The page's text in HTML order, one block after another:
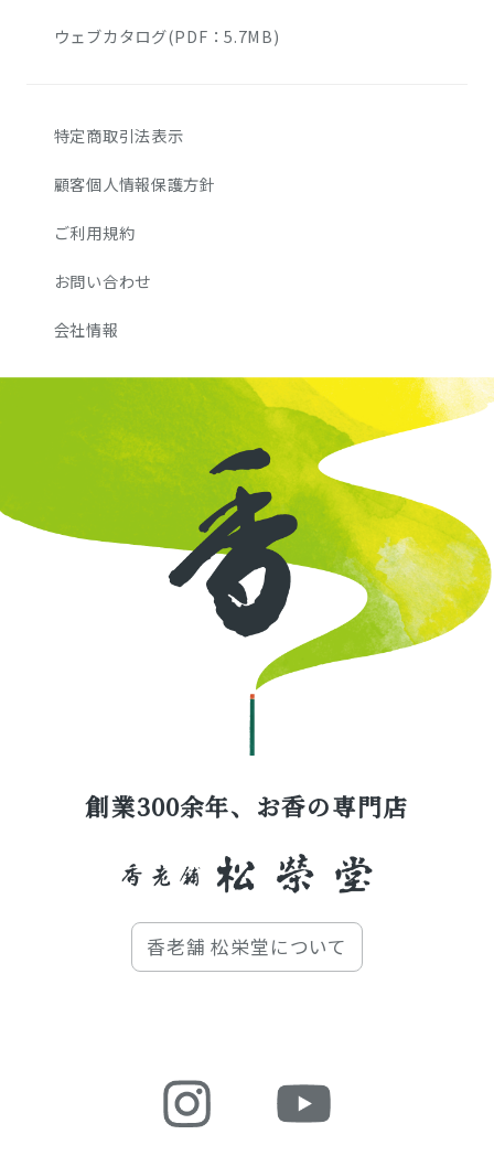
ウェブカタログ(PDF：5.7MB)
特定商取引法表示
顧客個人情報保護方針
ご利用規約
お問い合わせ
会社情報
創業300余年、お香の専門店
香老舗 松栄堂について